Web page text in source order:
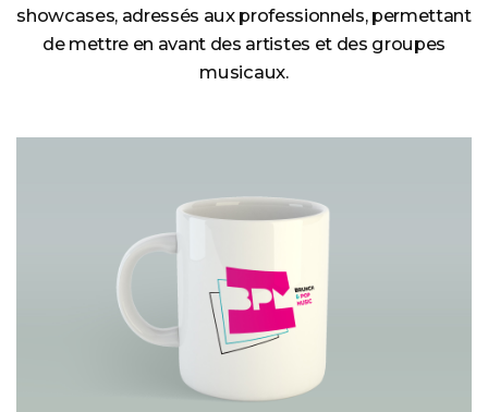
showcases, adressés aux professionnels, permettant
de mettre en avant des artistes et des groupes
musicaux.